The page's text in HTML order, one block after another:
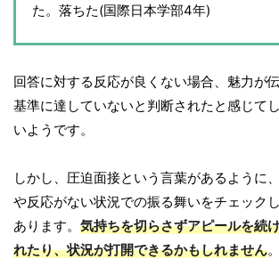
た。落ちた(国際日本学部4年)
回答に対する反応が良くない場合、魅力が
基準に達していないと判断されたと感じて
いようです。
しかし、圧迫面接という言葉があるように
や反応がない状況での振る舞いをチェック
あります。 気持ちを切らさずアピールを続
れたり、状況が打開できるかもしれません。